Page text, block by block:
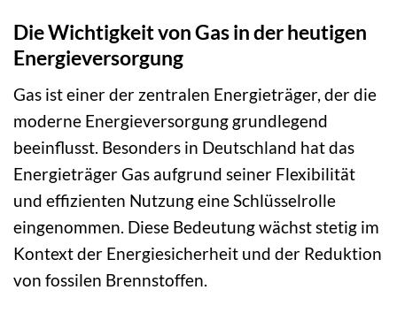
Die Wichtigkeit von Gas in der heutigen
Energieversorgung
Gas ist einer der zentralen Energieträger, der die
moderne Energieversorgung grundlegend
beeinflusst. Besonders in Deutschland hat das
Energieträger Gas aufgrund seiner Flexibilität
und effizienten Nutzung eine Schlüsselrolle
eingenommen. Diese Bedeutung wächst stetig im
Kontext der Energiesicherheit und der Reduktion
von fossilen Brennstoffen.